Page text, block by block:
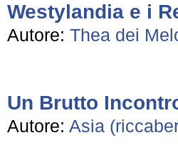
Westylandia e i
Autore: Thea dei
Un Brutto
Autore: Asia